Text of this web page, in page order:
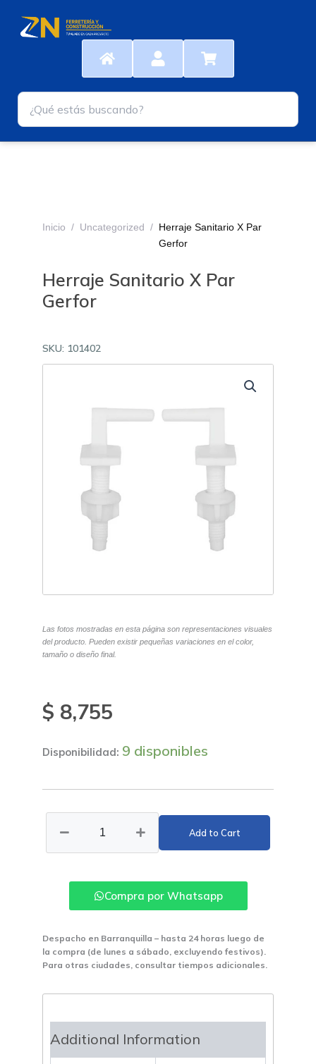
contenido
Inicio / Uncategorized / Herraje Sanitario X Par
Gerfor
Herraje Sanitario X Par
Gerfor
SKU: 101402
Las fotos mostradas en esta página son representaciones visuales
del producto. Pueden existir pequeñas variaciones en el color,
tamaño o diseño final.
$ 8,755
Disponibilidad: 9 disponibles
Herraje
Sanitario
Add to Cart
Compra por Whatsapp
Despacho en Barranquilla – hasta 24 horas luego de
la compra (de lunes a sábado, excluyendo festivos).
Para otras ciudades, consultar tiempos adicionales.
Additional Information